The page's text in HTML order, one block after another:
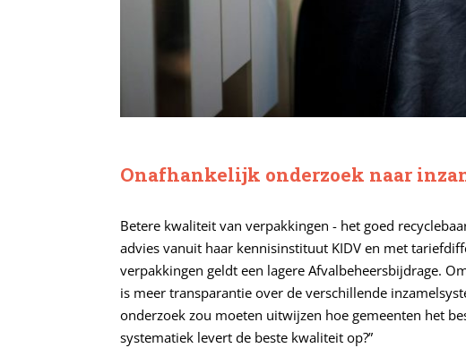
Onafhankelijk onderzoek naar
Betere kwaliteit van verpakkingen - het goed
advies vanuit haar kennisinstituut KIDV en met
verpakkingen geldt een lagere Afvalbeheersbijdrage.
is meer transparantie over de verschillende
onderzoek zou moeten uitwijzen hoe gemeenten het
systematiek levert de beste kwaliteit op?”